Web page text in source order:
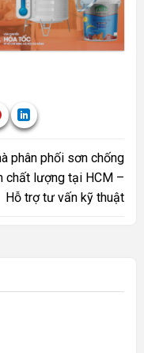
phân phối sơn chống
chất lượng tại HCM –
Hỗ trợ tư vấn kỹ thuật